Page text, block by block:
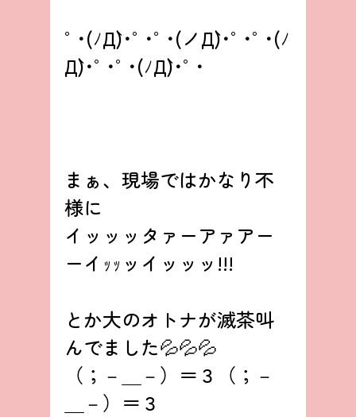
°･(ﾉД`)･°･°･(ノД`)･°･°･(ﾉ
Д`)･°･°･(ﾉД`)･°･
まぁ、現場ではかなり不
様に
イッッッタァーアァアー
ーイｯｯッイッッッ!!!
とか大のオトナが滅茶叫
んでました💦💦💦
（；－＿－）＝３（；－
＿－）＝３